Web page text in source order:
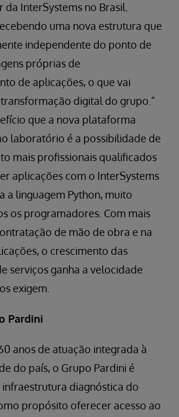
da InterSystems no Brasil.
uma nova estrutura que
independente do ponto de
próprias de
de aplicações, o que vai
digital do grupo.”
que a nova plataforma
laboratório é a possibilidade de
mais profissionais qualificados
aplicações com o InterSystems
a linguagem Python, muito
os programadores. Com mais
de mão de obra e na
o crescimento das
serviços ganha a velocidade
exigem.
Pardini
anos de atuação integrada à
do país, o Grupo Pardini é
diagnóstica do
propósito oferecer acesso ao